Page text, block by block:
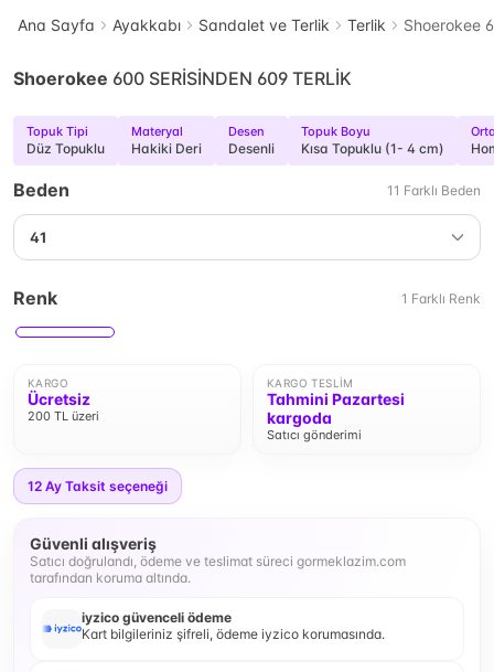
Ana Sayfa Ayakkabı Sandalet ve Terlik Terlik Shoerokee
Shoerokee 600 SERİSİNDEN 609 TERLİK
Topuk Tipi
Düz Topuklu
Materyal
Hakiki Deri
Desen
Desenli
Topuk Boyu
Kısa Topuklu (1- 4 cm)
Beden 11 Farklı Beden
41
Renk 1 Farklı Renk
KARGO
Ücretsiz
200 TL üzeri
KARGO TESLIM
Tahmini Pazartesi
kargoda
Satıcı gönderimi
12 Ay Taksit seçeneği
Güvenli alışveriş
Satıcı doğrulandı, ödeme ve teslimat süreci gormeklazim.com
tarafından koruma altında.
iyzico güvenceli ödeme
Kart bilgileriniz şifreli, ödeme iyzico korumasında.